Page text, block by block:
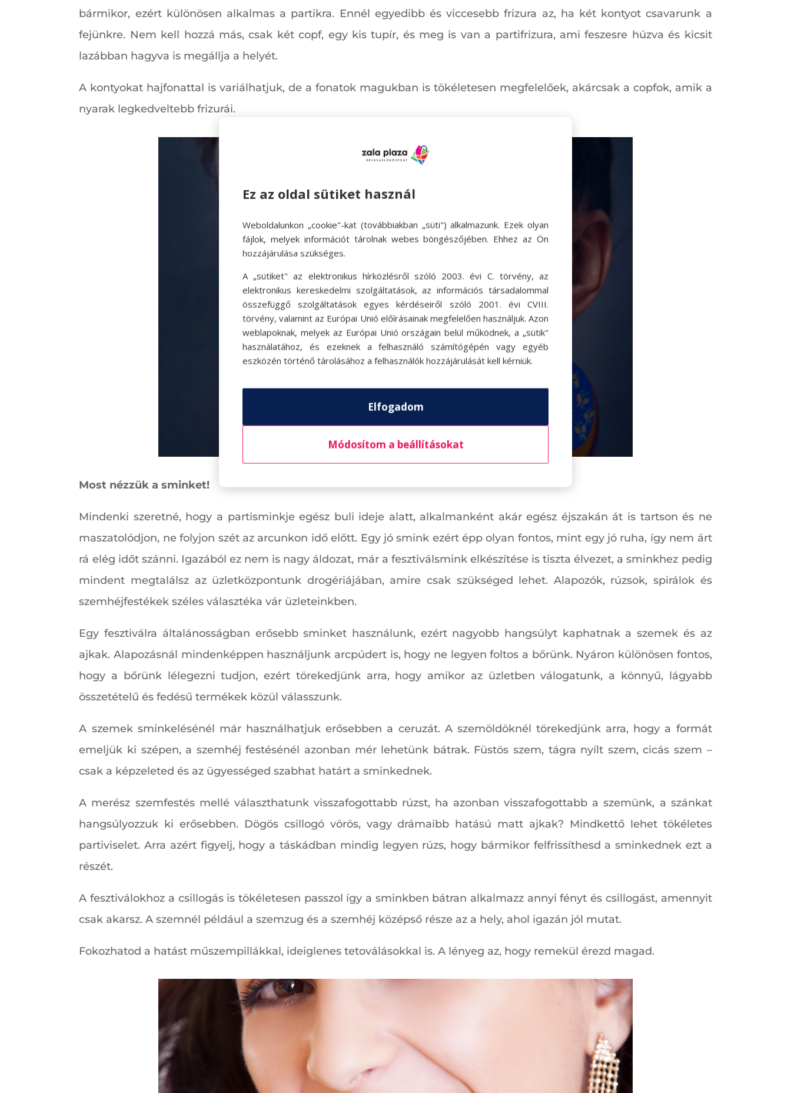
bármikor, ezért különösen alkalmas a partikra. Ennél egyedibb és viccesebb frizura az, ha két kontyot csavarunk a
fejünkre. Nem kell hozzá más, csak két copf, egy kis tupír, és meg is van a partifrizura, ami feszesre húzva és kicsit
lazábban hagyva is megállja a helyét.
A kontyokat hajfonattal is variálhatjuk, de a fonatok magukban is tökéletesen megfelelőek, akárcsak a copfok, amik a
nyarak legkedveltebb frizurái.
Most nézzük a sminket!
Mindenki szeretné, hogy a partisminkje egész buli ideje alatt, alkalmanként akár egész éjszakán át is tartson és ne
maszatolódjon, ne folyjon szét az arcunkon idő előtt. Egy jó smink ezért épp olyan fontos, mint egy jó ruha, így nem árt
rá elég időt szánni. Igazából ez nem is nagy áldozat, már a fesztiválsmink elkészítése is tiszta élvezet, a sminkhez pedig
mindent megtalálsz az üzletközpontunk drogériájában, amire csak szükséged lehet. Alapozók, rúzsok, spirálok és
szemhéjfestékek széles választéka vár üzleteinkben.
Egy fesztiválra általánosságban erősebb sminket használunk, ezért nagyobb hangsúlyt kaphatnak a szemek és az
ajkak. Alapozásnál mindenképpen használjunk arcpúdert is, hogy ne legyen foltos a bőrünk. Nyáron különösen fontos,
hogy a bőrünk lélegezni tudjon, ezért törekedjünk arra, hogy amikor az üzletben válogatunk, a könnyű, lágyabb
összetételű és fedésű termékek közül válasszunk.
A szemek sminkelésénél már használhatjuk erősebben a ceruzát. A szemöldöknél törekedjünk arra, hogy a formát
emeljük ki szépen, a szemhéj festésénél azonban mér lehetünk bátrak. Füstös szem, tágra nyílt szem, cicás szem –
csak a képzeleted és az ügyességed szabhat határt a sminkednek.
A merész szemfestés mellé választhatunk visszafogottabb rúzst, ha azonban visszafogottabb a szemünk, a szánkat
hangsúlyozzuk ki erősebben. Dögös csillogó vörös, vagy drámaibb hatású matt ajkak? Mindkettő lehet tökéletes
partiviselet. Arra azért figyelj, hogy a táskádban mindig legyen rúzs, hogy bármikor felfrissíthesd a sminkednek ezt a
részét.
A fesztiválokhoz a csillogás is tökéletesen passzol így a sminkben bátran alkalmazz annyi fényt és csillogást, amennyit
csak akarsz. A szemnél például a szemzug és a szemhéj középső része az a hely, ahol igazán jól mutat.
Fokozhatod a hatást műszempillákkal, ideiglenes tetoválásokkal is. A lényeg az, hogy remekül érezd magad.
Ez az oldal sütiket használ
Weboldalunkon „cookie"-kat (továbbiakban „süti") alkalmazunk. Ezek olyan
fájlok, melyek információt tárolnak webes böngészőjében. Ehhez az Ön
hozzájárulása szükséges.
A „sütiket" az elektronikus hírközlésről szóló 2003. évi C. törvény, az
elektronikus kereskedelmi szolgáltatások, az információs társadalommal
összefüggő szolgáltatások egyes kérdéseiről szóló 2001. évi CVIII.
törvény, valamint az Európai Unió előírásainak megfelelően használjuk. Azon
weblapoknak, melyek az Európai Unió országain belül működnek, a „sütik"
használatához, és ezeknek a felhasználó számítógépén vagy egyéb
eszközén történő tárolásához a felhasználók hozzájárulását kell kérniük.
Elfogadom
Módosítom a beállításokat